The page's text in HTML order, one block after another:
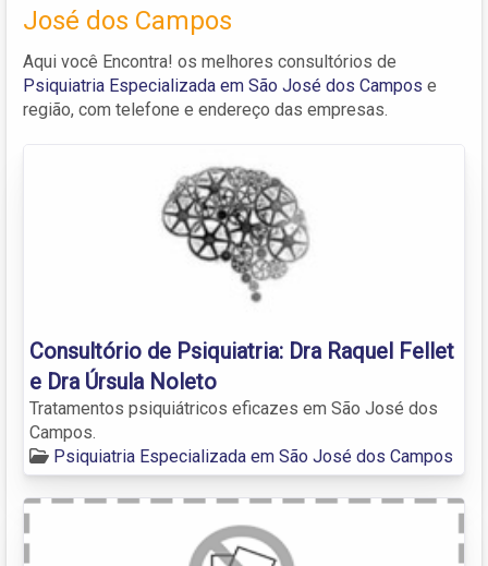
José dos Campos
Aqui você Encontra! os melhores consultórios de
Psiquiatria Especializada em São José dos Campos e
região, com telefone e endereço das empresas.
Consultório de Psiquiatria: Dra Raquel Fellet
e Dra Úrsula Noleto
Tratamentos psiquiátricos eficazes em São José dos
Campos.
Psiquiatria Especializada em São José dos Campos